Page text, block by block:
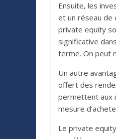
Ensuite, les
et un réseau de
private equity
significative
terme. On peut
Un autre
offert des
permettent aux
mesure
Le private